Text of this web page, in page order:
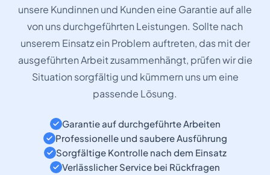
unsere Kundinnen und Kunden eine Garantie auf alle
von uns durchgeführten Leistungen. Sollte nach
unserem Einsatz ein Problem auftreten, das mit der
ausgeführten Arbeit zusammenhängt, prüfen wir die
Situation sorgfältig und kümmern uns um eine
passende Lösung.
Garantie auf durchgeführte Arbeiten
Professionelle und saubere Ausführung
Sorgfältige Kontrolle nach dem Einsatz
Verlässlicher Service bei Rückfragen